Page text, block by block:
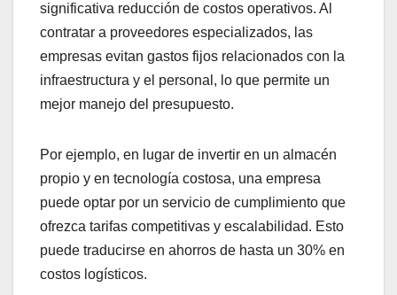
significativa reducción de costos operativos. Al
contratar a proveedores especializados, las
empresas evitan gastos fijos relacionados con la
infraestructura y el personal, lo que permite un
mejor manejo del presupuesto.
Por ejemplo, en lugar de invertir en un almacén
propio y en tecnología costosa, una empresa
puede optar por un servicio de cumplimiento que
ofrezca tarifas competitivas y escalabilidad. Esto
puede traducirse en ahorros de hasta un 30% en
costos logísticos.